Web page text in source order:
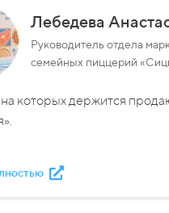
Лебедева
Руководитель отдела
семейных пиццерий
на которых держится